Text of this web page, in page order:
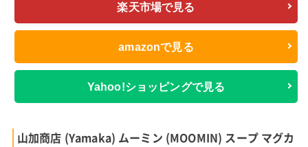
楽天市場で見る
amazonで見る
Yahoo!ショッピングで見る
山加商店 (Yamaka) ムーミン (MOOMIN) スープ マグカ